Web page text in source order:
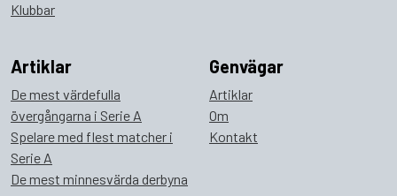
Klubbar
Artiklar
De mest värdefulla
övergångarna i Serie A
Spelare med flest matcher i
Serie A
De mest minnesvärda derbyna
Genvägar
Artiklar
Om
Kontakt